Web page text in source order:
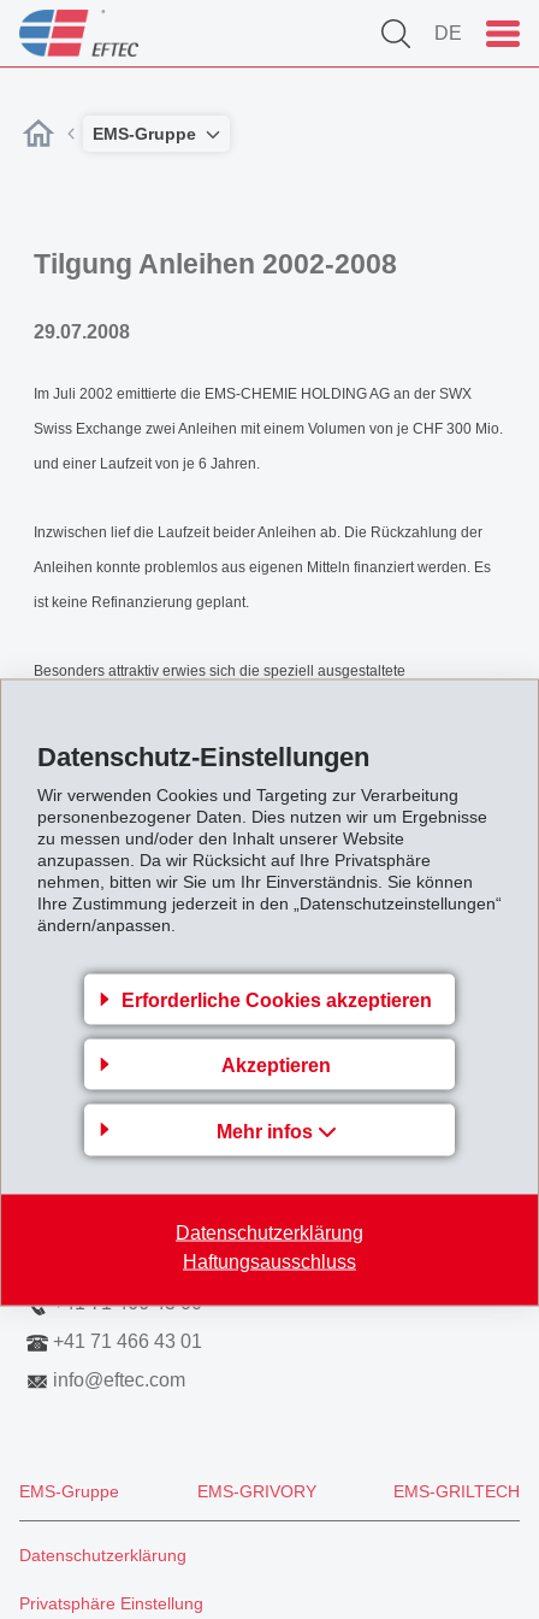
Datenschutz-Einstellungen
Wir verwenden Cookies und Targeting zur Verarbeitung
personenbezogener Daten. Dies nutzen wir um Ergebnisse
zu messen und/oder den Inhalt unserer Website
anzupassen. Da wir Rücksicht auf Ihre Privatsphäre
nehmen, bitten wir Sie um Ihr Einverständnis. Sie können
Ihre Zustimmung jederzeit in den „Datenschutzeinstellungen“
ändern/anpassen.
Erforderliche Cookies akzeptieren
Akzeptieren
Mehr infos
Datenschutzerklärung
Haftungsausschluss
DE
EMS-Gruppe
Tilgung Anleihen 2002-2008
29.07.2008
Im Juli 2002 emittierte die EMS-CHEMIE HOLDING AG an der SWX
Swiss Exchange zwei Anleihen mit einem Volumen von je CHF 300 Mio.
und einer Laufzeit von je 6 Jahren.
Inzwischen lief die Laufzeit beider Anleihen ab. Die Rückzahlung der
Anleihen konnte problemlos aus eigenen Mitteln finanziert werden. Es
ist keine Refinanzierung geplant.
Besonders attraktiv erwies sich die speziell ausgestaltete
Tilgung_Anleihen_2008.pdf
Zurück zur Übersicht
Gruppenleitung
Hofstrasse 31
+41 71 466 43 00
+41 71 466 43 01
info@eftec.com
EMS-Gruppe EMS-GRIVORY EMS-GRILTECH
Datenschutzerklärung
Privatsphäre Einstellung